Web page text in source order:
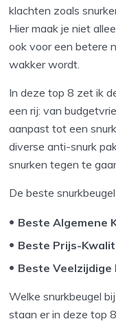
klachten zoals
Hier maak je niet
ook voor een betere
wakker wordt.
In deze top 8 zet ik
een rij: van
aanpast tot een
diverse anti-snurk
snurken tegen te
De beste
Beste Algemene
Beste Prijs-
Beste Veelzijdige
Welke snurkbeugel
staan er in deze top